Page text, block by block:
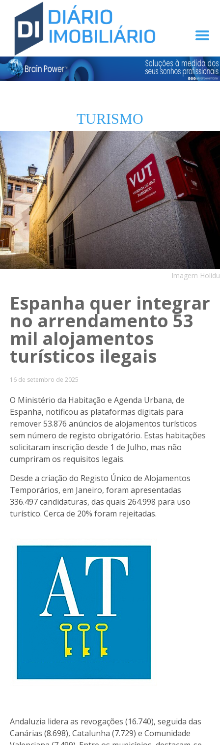
TURISMO
Imagem Holidu
Espanha quer integrar
no arrendamento 53
mil alojamentos
turísticos ilegais
16 de setembro de 2025
O Ministério da Habitação e Agenda Urbana, de
Espanha, notificou as plataformas digitais para
remover 53.876 anúncios de alojamentos turísticos
sem número de registo obrigatório. Estas habitações
solicitaram inscrição desde 1 de Julho, mas não
cumpriram os requisitos legais.
Desde a criação do Registo Único de Alojamentos
Temporários, em Janeiro, foram apresentadas
336.497 candidaturas, das quais 264.998 para uso
turístico. Cerca de 20% foram rejeitadas.
Andaluzia lidera as revogações (16.740), seguida das
Canárias (8.698), Catalunha (7.729) e Comunidade